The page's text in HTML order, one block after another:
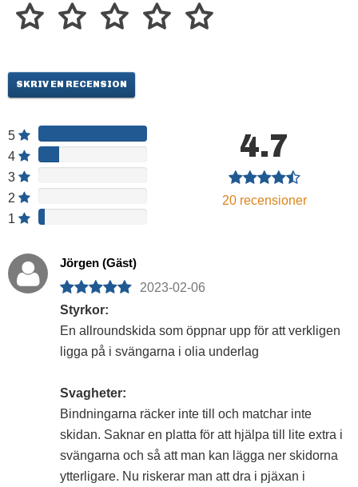
Glass", "3D Ridge" för de som åker med maximal kraft och
kräver tysk precision på alla underlag- nypistat, uppkört,
SKRIV EN RECENSION
5
4
3
2
1
4.7
20 recensioner
Jörgen (Gäst)
2023-02-06
Styrkor:
En allroundskida som öppnar upp för att verkligen
ligga på i svängarna i olia underlag
Svagheter:
Bindningarna räcker inte till och matchar inte
skidan. Saknar en platta för att hjälpa till lite extra i
svängarna och så att man kan lägga ner skidorna
ytterligare. Nu riskerar man att dra i pjäxan i